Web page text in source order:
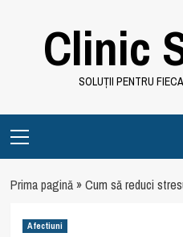
Clinic
SOLUȚII PENTRU
Menu
Prima pagină»Cum să reduci
Afectiuni